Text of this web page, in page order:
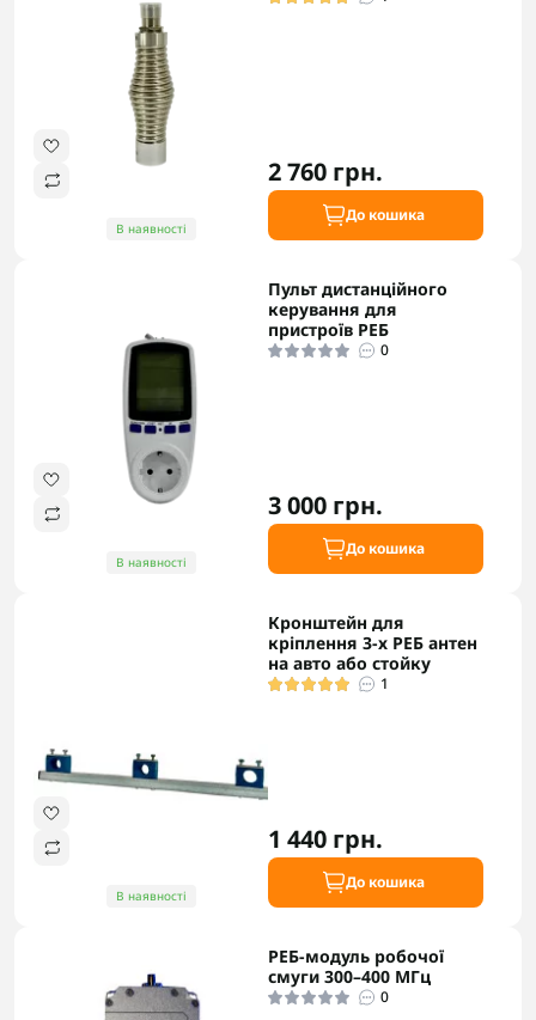
В наявності
2 760 грн.
До кошика
В наявності
Пульт дистанційного
керування для
пристроїв РЕБ
0
3 000 грн.
До кошика
В наявності
Кронштейн для
кріплення 3-х РЕБ антен
на авто або стойку
1
1 440 грн.
До кошика
РЕБ-модуль робочої
смуги 300–400 МГц
0